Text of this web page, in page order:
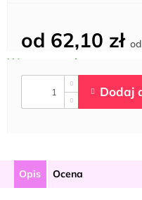
od 62,10 zł od
Opis Ocena